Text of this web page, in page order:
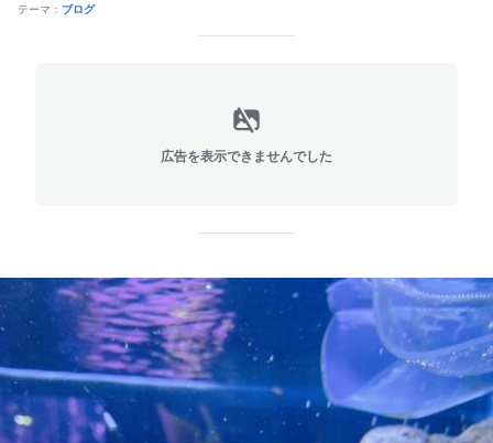
テーマ： ブログ
広告を表示できませんでした